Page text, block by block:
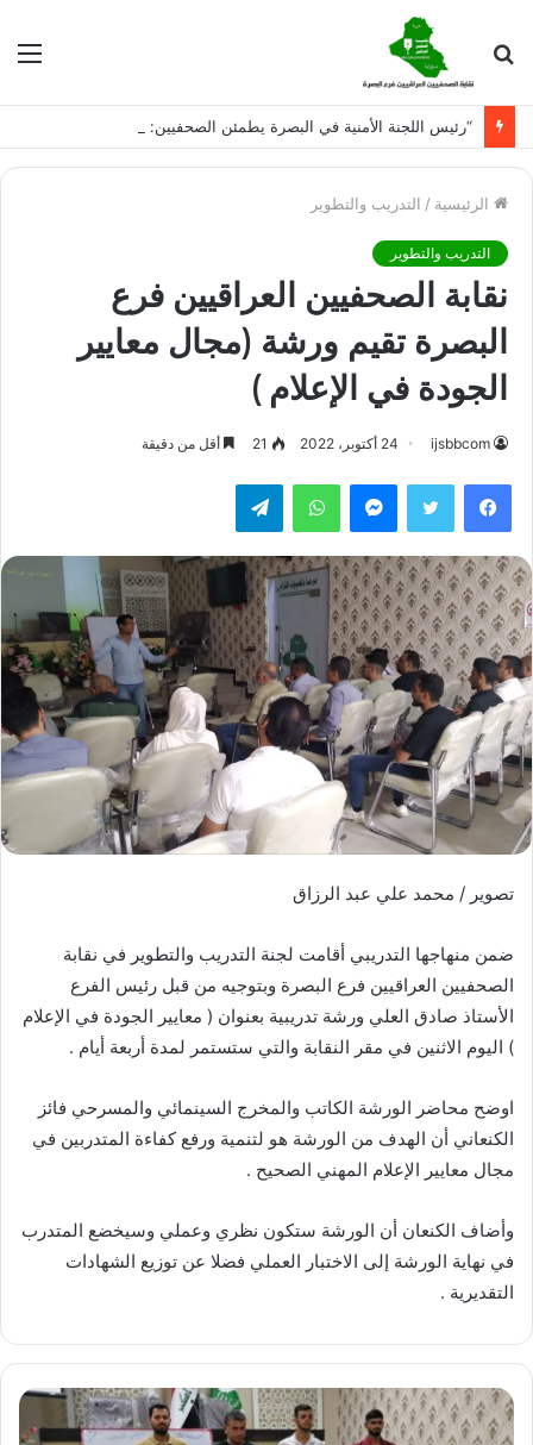
عن
الرئيسية / التدريب والتطوير
التدريب والتطوير
نقابة الصحفيين العراقيين فرع
البصرة تقيم ورشة (مجال معايير
الجودة في الإعلام )
ijsbbcom 24 أكتوبر، 2022 21 أقل من دقيقة
فيسبوك تويتر ماسنجر واتساب تيلقرام
تصوير / محمد علي عبد الرزاق
ضمن منهاجها التدريبي أقامت لجنة التدريب والتطوير في نقابة
الصحفيين العراقيين فرع البصرة وبتوجيه من قبل رئيس الفرع
الأستاذ صادق العلي ورشة تدريبية بعنوان ( معايير الجودة في الإعلام
) اليوم الاثنين في مقر النقابة والتي ستستمر لمدة أربعة أيام .
اوضح محاضر الورشة الكاتب والمخرج السينمائي والمسرحي فائز
الكنعاني أن الهدف من الورشة هو لتنمية ورفع كفاءة المتدربين في
مجال معايير الإعلام المهني الصحيح .
وأضاف الكنعان أن الورشة ستكون نظري وعملي وسيخضع المتدرب
في نهاية الورشة إلى الاختبار العملي فضلا عن توزيع الشهادات
التقديرية .